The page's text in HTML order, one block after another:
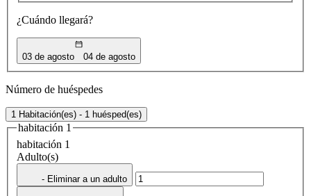
¿Cuándo llegará?
03 de agosto 04 de agosto
Número de huéspedes
1 Habitación(es) - 1 huésped(es)
habitación 1
habitación 1
Adulto(s)
- Eliminar a un adulto